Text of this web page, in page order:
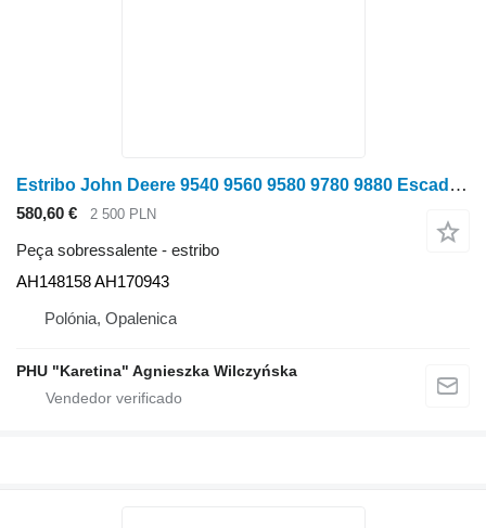
Estribo John Deere 9540 9560 9580 9780 9880 Escada CTS Escada AH148158 AH170943 para colheitadeira de grãos John Deere 9540 9560 9580 9780 9880
580,60 € 2 500 PLN
Peça sobressalente - estribo
AH148158 AH170943
Polónia, Opalenica
PHU "Karetina" Agnieszka Wilczyńska